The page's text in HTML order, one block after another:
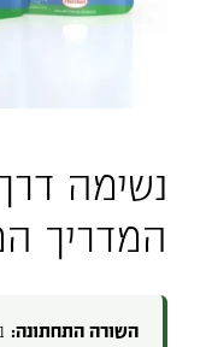
נשימה
המדריך
השורה התחתונה: